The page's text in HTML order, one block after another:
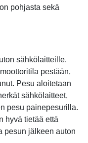
pohjasta sekä
sähkölaitteille.
pestään,
Pesu aloitetaan
sähkölaitteet,
pesu painepesurilla.
hyvä tietää että
pesun jälkeen auton